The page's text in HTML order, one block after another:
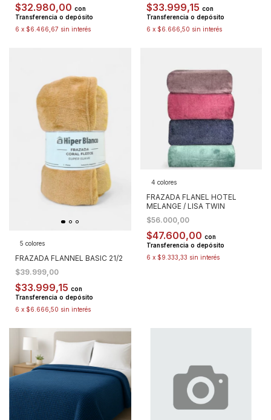
$32.980,00 con
Transferencia o depósito
6 x $6.466,67 sin interés
$33.999,15 con
Transferencia o depósito
6 x $6.666,50 sin interés
5 colores
FRAZADA FLANNEL BASIC 21/2
$39.999,00
$33.999,15 con
Transferencia o depósito
6 x $6.666,50 sin interés
4 colores
FRAZADA FLANEL HOTEL
MELANGE / LISA TWIN
$56.000,00
$47.600,00 con
Transferencia o depósito
6 x $9.333,33 sin interés